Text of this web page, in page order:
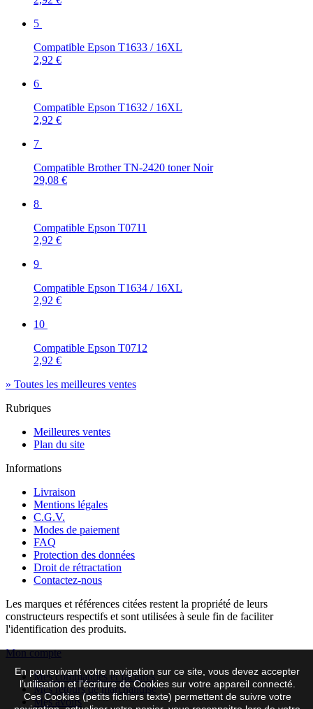
5
Compatible Epson T1633 / 16XL
2,92 €
6
Compatible Epson T1632 / 16XL
2,92 €
7
Compatible Brother TN-2420 toner Noir
29,08 €
8
Compatible Epson T0711
2,92 €
9
Compatible Epson T1634 / 16XL
2,92 €
10
Compatible Epson T0712
2,92 €
» Toutes les meilleures ventes
Rubriques
Meilleures ventes
Plan du site
Informations
Livraison
Mentions légales
C.G.V.
Modes de paiement
FAQ
Protection des données
Droit de rétractation
Contactez-nous
Les marques et références citées restent la propriété de leurs
constructeurs respectifs et sont utilisées à seule fin de faciliter
l'identification des produits.
Mon compte
Mes commandes et factures
Mes retours de marchandise
Mes avoirs
En poursuivant votre navigation sur ce site, vous devez accepter
l’utilisation et l'écriture de Cookies sur votre appareil connecté.
Ces Cookies (petits fichiers texte) permettent de suivre votre